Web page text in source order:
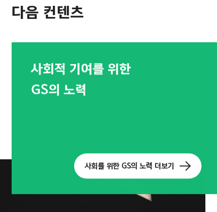
다음 컨텐츠
사회적 기여를 위한
GS의 노력
사회를 위한 GS의 노력 더보기